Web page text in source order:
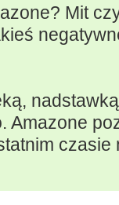
Mit
Amazone